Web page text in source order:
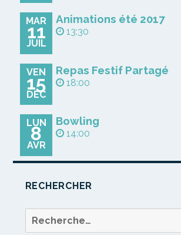
MAR
11
JUIL
Animations été 2017
13:30
VEN
15
DÉC
Repas Festif Partagé
18:00
LUN
8
AVR
Bowling
14:00
RECHERCHER
Recherche